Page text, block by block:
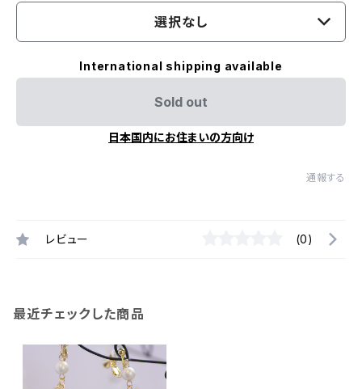
選択なし
International shipping available
Sold out
日本国内にお住まいの方向け
通報する
レビュー (0)
最近チェックした商品